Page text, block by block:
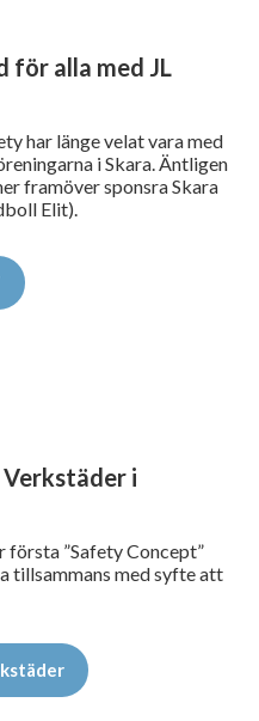
för alla med JL
har länge velat vara med
i Skara. Äntligen
framöver sponsra Skara
Elit).
i
”Safety Concept”
tillsammans med syfte att